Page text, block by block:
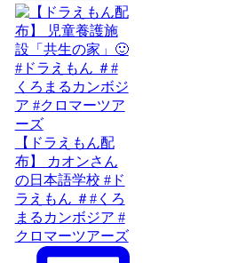
【ドラえもん配
布】 カオンさん
の日本語学校 #ド
ラえもん ＃#くろ
まるカンボジア #
クロマーツアーズ